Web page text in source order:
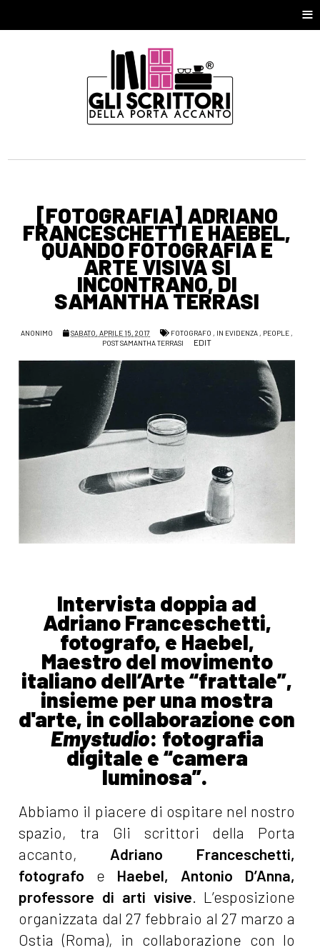
≡
[FOTOGRAFIA] ADRIANO
FRANCESCHETTI E HAEBEL,
QUANDO FOTOGRAFIA E
ARTE VISIVA SI
INCONTRANO, DI
SAMANTHA TERRASI
ANONIMO SABATO, APRILE 15, 2017 FOTOGRAFO , IN EVIDENZA , PEOPLE ,
POST SAMANTHA TERRASI
EDIT
Intervista doppia ad
Adriano Franceschetti,
fotografo, e Haebel,
Maestro del movimento
italiano dell’Arte “frattale”,
insieme per una mostra
d'arte, in collaborazione con
Emystudio: fotografia
digitale e “camera
luminosa”.
Abbiamo il piacere di ospitare nel nostro
spazio, tra Gli scrittori della Porta
accanto, Adriano Franceschetti,
fotografo e Haebel, Antonio D’Anna,
professore di arti visive. L’esposizione
organizzata dal 27 febbraio al 27 marzo a
Ostia (Roma), in collaborazione con lo